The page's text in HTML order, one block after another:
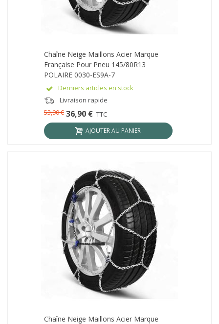
Chaîne Neige Maillons Acier Marque
Française Pour Pneu 145/80R13
POLAIRE 0030-ES9A-7
Derniers articles en stock
Livraison rapide
36,90 € TTC
53,90 €
AJOUTER AU PANIER
Chaîne Neige Maillons Acier Marque